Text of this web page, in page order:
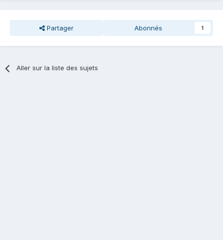
Partager Abonnés 1
Aller sur la liste des sujets